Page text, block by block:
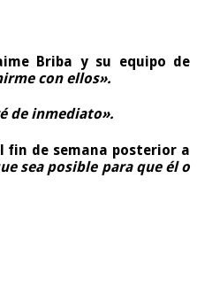
Briba y su equipo de
con ellos».
de inmediato».
fin de semana posterior a
sea posible para que él o